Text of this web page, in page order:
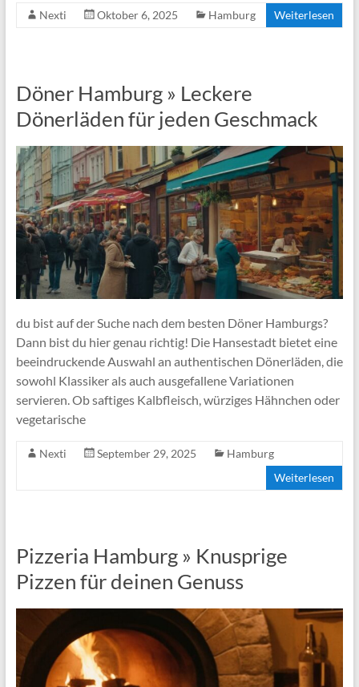
Nexti Oktober 6, 2025 Hamburg Weiterlesen
Döner Hamburg » Leckere
Dönerläden für jeden Geschmack
du bist auf der Suche nach dem besten Döner Hamburgs?
Dann bist du hier genau richtig! Die Hansestadt bietet eine
beeindruckende Auswahl an authentischen Dönerläden, die
sowohl Klassiker als auch ausgefallene Variationen
servieren. Ob saftiges Kalbfleisch, würziges Hähnchen oder
vegetarische
Nexti September 29, 2025
Hamburg
Weiterlesen
Pizzeria Hamburg » Knusprige
Pizzen für deinen Genuss